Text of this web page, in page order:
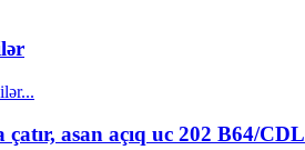
asan açıq uc 202 B64/CDL